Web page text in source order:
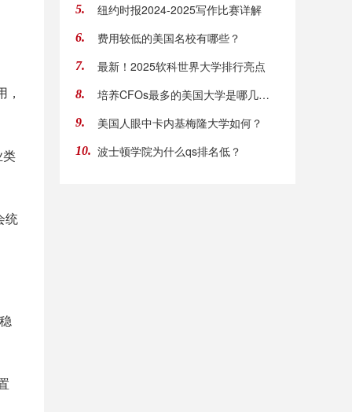
类
统
5. 纽约时报2024-2025写作比赛详解
6. 费用较低的美国名校有哪些？
7. 最新！2025软科世界大学排行亮点
8. 培养CFOs最多的美国大学是哪几所？
9. 美国人眼中卡内基梅隆大学如何？
10. 波士顿学院为什么qs排名低？